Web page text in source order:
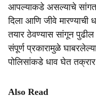
आपल्याकडे असल्याचे सांगत
दिला आणि जीवे मारण्याची
तयार ठेवण्यास सांगून
संपूर्ण प्रकारामुळे
पोलिसांकडे धाव घेत
Also Read